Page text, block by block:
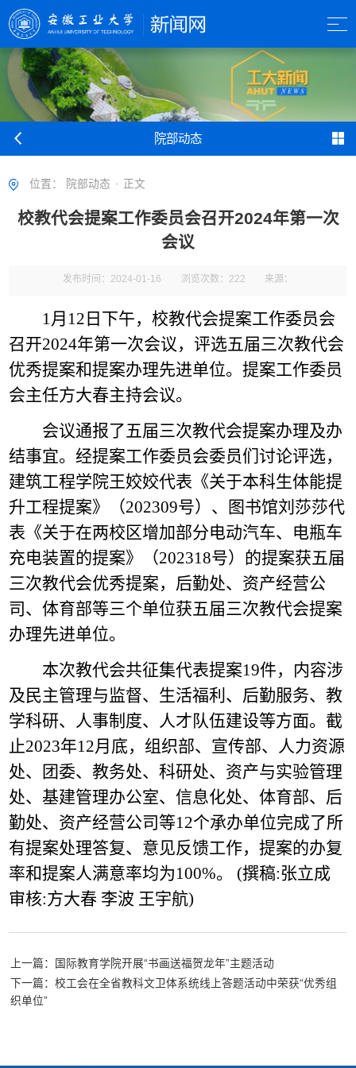
院部动态
位置： 院部动态 正文
校教代会提案工作委员会召开2024年第一次
会议
发布时间：2024-01-16 浏览次数： 222 来源：
1月12日下午，校教代会提案工作委员会
召开2024年第一次会议，评选五届三次教代会
优秀提案和提案办理先进单位。提案工作委员
会主任方大春主持会议。
会议通报了五届三次教代会提案办理及办
结事宜。经提案工作委员会委员们讨论评选，
建筑工程学院王姣姣代表《关于本科生体能提
升工程提案》（202309号）、图书馆刘莎莎代
表《关于在两校区增加部分电动汽车、电瓶车
充电装置的提案》（202318号）的提案获五届
三次教代会优秀提案，后勤处、资产经营公
司、体育部等三个单位获五届三次教代会提案
办理先进单位。
本次教代会共征集代表提案19件，内容涉
及民主管理与监督、生活福利、后勤服务、教
学科研、人事制度、人才队伍建设等方面。截
止2023年12月底，组织部、宣传部、人力资源
处、团委、教务处、科研处、资产与实验管理
处、基建管理办公室、信息化处、体育部、后
勤处、资产经营公司等12个承办单位完成了所
有提案处理答复、意见反馈工作，提案的办复
率和提案人满意率均为100%。 (撰稿:张立成
审核:方大春 李波 王宇航)
上一篇：国际教育学院开展“书画送福贺龙年”主题活动
下一篇：校工会在全省教科文卫体系统线上答题活动中荣获“优秀组
织单位”